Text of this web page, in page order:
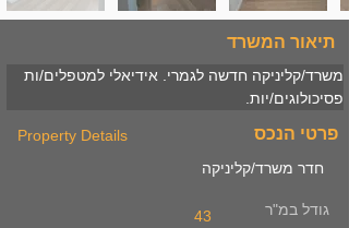
תיאור המשרד
משרד/קליניקה חדשה לגמרי. אידיאלי למטפלים/ות
פסיכולוגים/יות.
Property Details פרטי הנכס
חדר משרד/קליניקה
גודל במ"ר
43